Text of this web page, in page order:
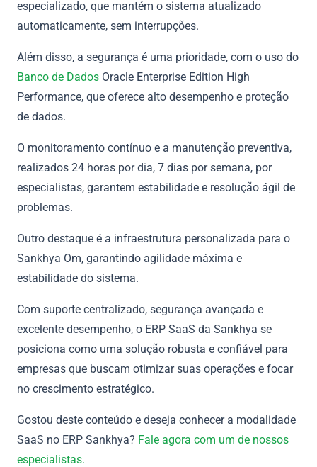
especializado, que mantém o sistema atualizado
automaticamente, sem interrupções.
Além disso, a segurança é uma prioridade, com o uso do
Banco de Dados Oracle Enterprise Edition High
Performance, que oferece alto desempenho e proteção
de dados.
O monitoramento contínuo e a manutenção preventiva,
realizados 24 horas por dia, 7 dias por semana, por
especialistas, garantem estabilidade e resolução ágil de
problemas.
Outro destaque é a infraestrutura personalizada para o
Sankhya Om, garantindo agilidade máxima e
estabilidade do sistema.
Com suporte centralizado, segurança avançada e
excelente desempenho, o ERP SaaS da Sankhya se
posiciona como uma solução robusta e confiável para
empresas que buscam otimizar suas operações e focar
no crescimento estratégico.
Gostou deste conteúdo e deseja conhecer a modalidade
SaaS no ERP Sankhya? Fale agora com um de nossos
especialistas.